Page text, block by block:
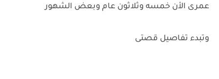
عمرى الأن خمسه وثلاثون عام وبعض الشهور
وتبدء تفاصيل قصتى